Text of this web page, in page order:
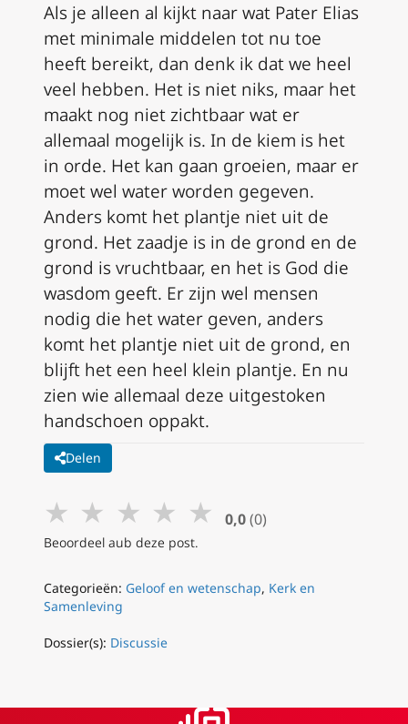
Als je alleen al kijkt naar wat Pater Elias
met minimale middelen tot nu toe
heeft bereikt, dan denk ik dat we heel
veel hebben. Het is niet niks, maar het
maakt nog niet zichtbaar wat er
allemaal mogelijk is. In de kiem is het
in orde. Het kan gaan groeien, maar er
moet wel water worden gegeven.
Anders komt het plantje niet uit de
grond. Het zaadje is in de grond en de
grond is vruchtbaar, en het is God die
wasdom geeft. Er zijn wel mensen
nodig die het water geven, anders
komt het plantje niet uit de grond, en
blijft het een heel klein plantje. En nu
zien wie allemaal deze uitgestoken
handschoen oppakt.
Delen
★ ★ ★ ★ ★ 0,0 (0)
Beoordeel aub deze post.
Categorieën: Geloof en wetenschap, Kerk en
Samenleving
Dossier(s): Discussie